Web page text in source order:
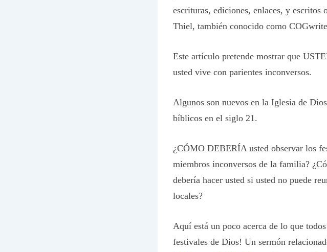
escrituras, ediciones, enlaces, y
Thiel, también conocido como
Este artículo pretende mostrar que
usted vive con parientes inconversos.
Algunos son nuevos en la Iglesia de
bíblicos en el siglo 21.
¿CÓMO DEBERÍA usted observar los
miembros inconversos de la familia?
debería hacer usted si usted no puede
locales?
Aquí está un poco acerca de lo que
festivales de Dios! Un sermón